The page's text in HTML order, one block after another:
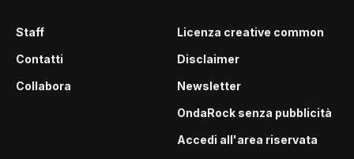
Staff
Contatti
Collabora
Licenza creative common
Disclaimer
Newsletter
OndaRock senza pubblicità
Accedi all'area riservata